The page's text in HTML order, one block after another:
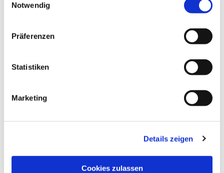
Notwendig
Präferenzen
Statistiken
Marketing
Details zeigen
Cookies zulassen
Dies könnte Sie auch interessieren